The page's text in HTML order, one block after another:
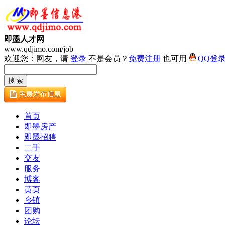
即墨人才网
www.qdjimo.com/job
欢迎您：网友，请 登录 不是会员？ 免费注册 也可用 QQ登
首页
即墨房产
即墨招聘
二手
交友
服务
博客
黄页
乡镇
团购
论坛